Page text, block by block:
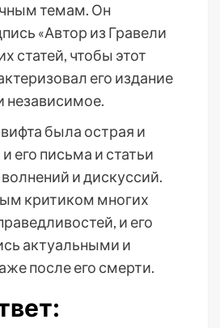
темам. Он
«Автор из Гравели
статей, чтобы этот
его издание
независимое.
была острая и
его письма и статьи
и дискуссий.
критиком многих
и его
актуальными и
после его смерти.